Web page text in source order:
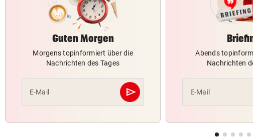
Guten Morgen
Morgens topinformiert über die
Nachrichten des Tages
E-Mail send
Abschicken
Abends
Nachrichten
E-Mail